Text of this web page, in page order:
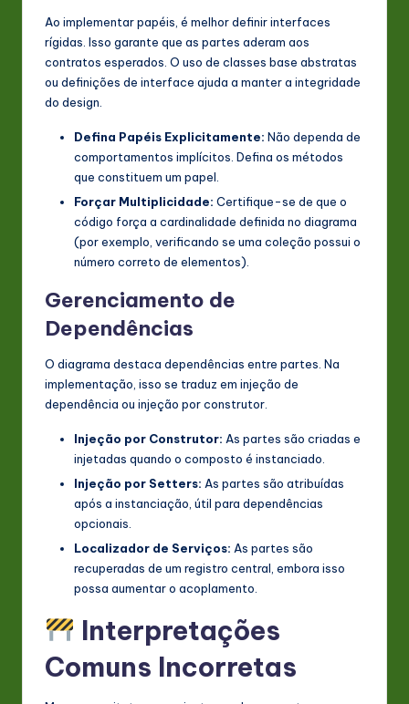
Ao implementar papéis, é melhor definir interfaces
rígidas. Isso garante que as partes aderam aos
contratos esperados. O uso de classes base abstratas
ou definições de interface ajuda a manter a integridade
do design.
Defina Papéis Explicitamente: Não dependa de
comportamentos implícitos. Defina os métodos
que constituem um papel.
Forçar Multiplicidade: Certifique-se de que o
código força a cardinalidade definida no diagrama
(por exemplo, verificando se uma coleção possui o
número correto de elementos).
Gerenciamento de
Dependências
O diagrama destaca dependências entre partes. Na
implementação, isso se traduz em injeção de
dependência ou injeção por construtor.
Injeção por Construtor: As partes são criadas e
injetadas quando o composto é instanciado.
Injeção por Setters: As partes são atribuídas
após a instanciação, útil para dependências
opcionais.
Localizador de Serviços: As partes são
recuperadas de um registro central, embora isso
possa aumentar o acoplamento.
Interpretações
Comuns Incorretas